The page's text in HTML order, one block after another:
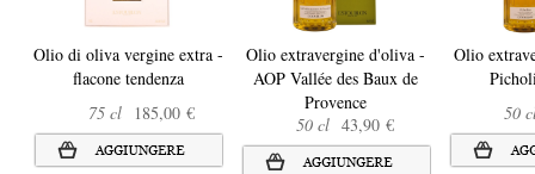
Olio di oliva vergine extra -
flacone tendenza
75 cl
185,00 €
Olio extravergine d'oliva -
AOP Vallée des Baux de
Provence
50 cl 43,90 €
Olio
50